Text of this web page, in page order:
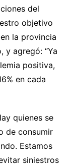
del
objetivo
la provincia
y agregó: “Ya
positiva,
en cada
quienes se
de consumir
Estamos
siniestros